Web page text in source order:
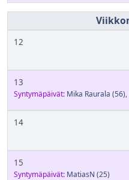
12
13
Syntymäpäivät: Mika Raurala (56),
14
15
Syntymäpäivät: MatiasN (25)